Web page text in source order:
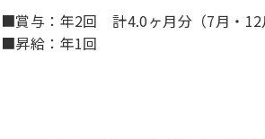
■賞与：年2回 計4.0ヶ月分（7月・
■昇給：年1回